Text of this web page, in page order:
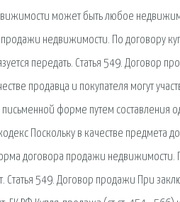
может быть любое
продажи недвижимости. По договору
передать. Статья 549. Договор
продавца и покупателя могут
форме путем
Поскольку в качестве предмета
договора продажи недвижимости.
Статья 549. Договор продажи При